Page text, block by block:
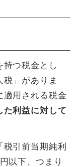
持つ税金とし
」がありま
適用される税金
た利益に対して
引前当期純利
以下、つまり